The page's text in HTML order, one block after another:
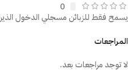
0
المراجعات
لا توجد مراجعات بعد.
يسمح فقط للزبائن مسجلي الدخول الذين